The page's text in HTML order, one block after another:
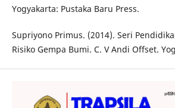
Yogyakarta: Pustaka Baru Press.
Supriyono Primus. (2014). Seri
Risiko Gempa Bumi. C. V Andi Offset.